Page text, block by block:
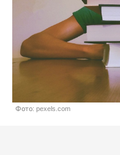
Фото: pexels.com